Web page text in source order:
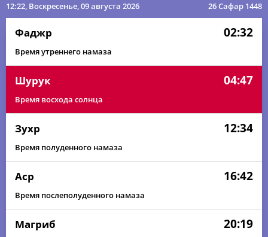
12:22, Воскресенье, 09 августа 2026 26 Сафар 1448
Фаджр 02:32
Время утреннего намаза
Шурук 04:47
Время восхода солнца
Зухр 12:34
Время полуденного намаза
Аср 16:42
Время послеполуденного намаза
Магриб 20:19